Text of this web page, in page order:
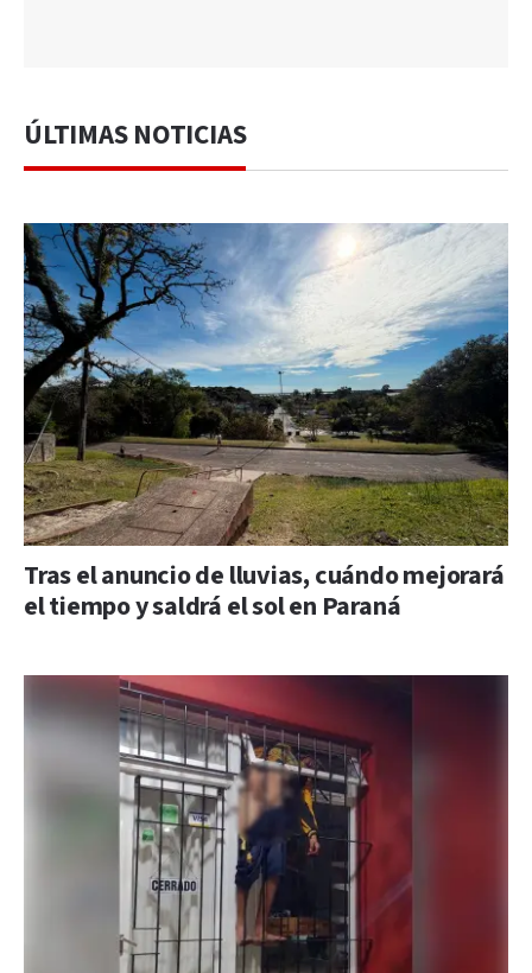
ÚLTIMAS NOTICIAS
Tras el anuncio de lluvias, cuándo mejorará
el tiempo y saldrá el sol en Paraná